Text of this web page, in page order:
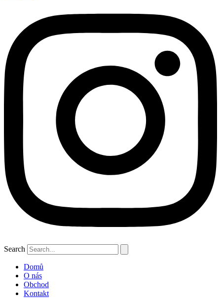
Search
Domů
O nás
Obchod
Kontakt